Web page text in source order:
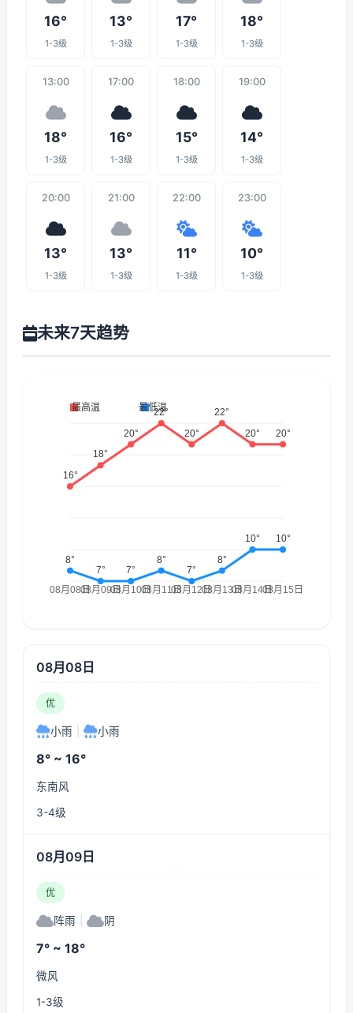
16°
1-3级
13°
1-3级
17°
1-3级
18°
1-3级
13:00
18°
1-3级
17:00
16°
1-3级
18:00
15°
1-3级
19:00
14°
1-3级
20:00
13°
1-3级
21:00
13°
1-3级
22:00
11°
1-3级
23:00
10°
1-3级
未来7天趋势
08月08日
优
小雨 小雨
8° ~ 16°
东南风
3-4级
08月09日
优
阵雨 阴
7° ~ 18°
微风
1-3级